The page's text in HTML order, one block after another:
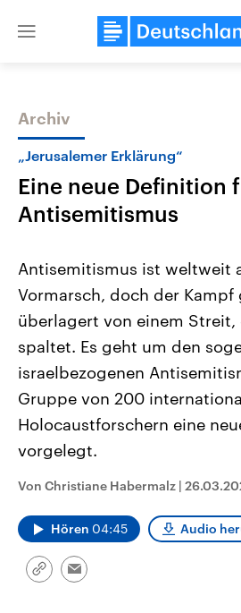
Close
Themen
USA
Aktuelle Beiträge, Analysen und
Hintergründe
Wirtschaftlich und militärisch
gehören die Vereinigten Staaten zu
den mächtigsten Ländern der Erde,
mit großem Einfluss auf das
aktuelle Weltgeschehen.
Sendungen
Archiv
„Jerusalemer Erklärung“
Eine neue Definition
Antisemitismus
Antisemitismus ist weltweit
Vormarsch, doch der Kampf
überlagert von einem
spaltet. Es geht um den
israelbezogenen
Gruppe von 200
Holocaustforschern eine
vorgelegt.
Von Christiane Habermalz |
Hören 04:45 Audio
Link
Email